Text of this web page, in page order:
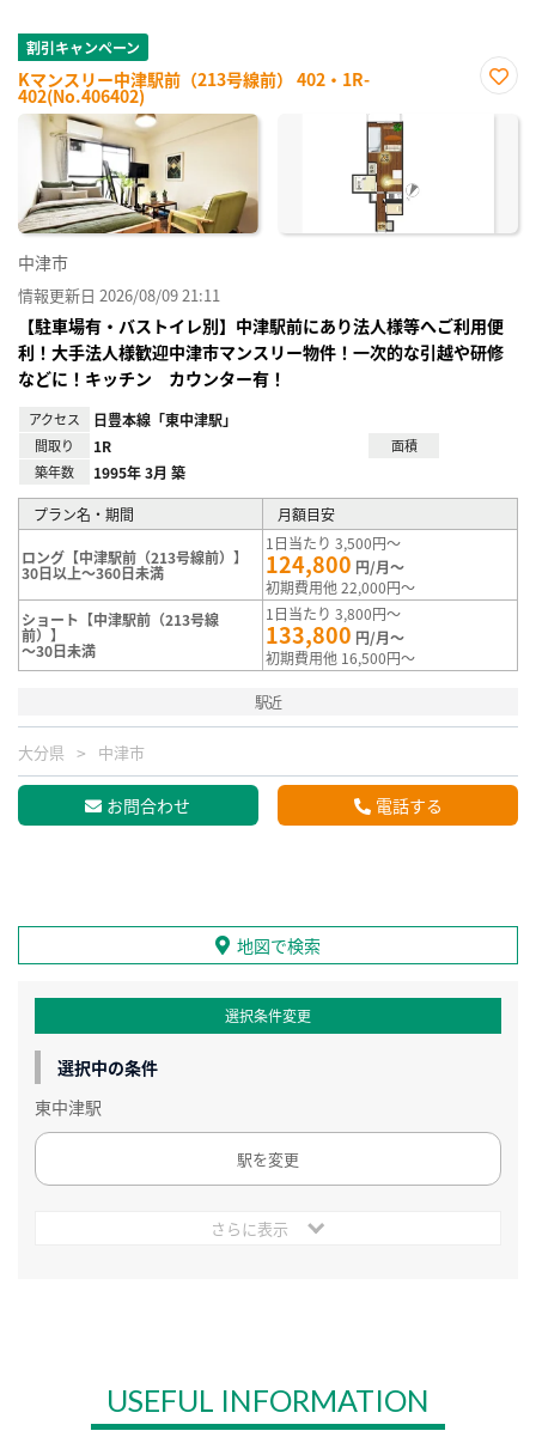
割引キャンペーン
Kマンスリー中津駅前（213号線前） 402・1R-
402(No.406402)
に入
中津市
情報更新日 2026/08/09 21:11
【駐車場有・バストイレ別】中津駅前にあり法人様等へご利用便
利！大手法人様歓迎中津市マンスリー物件！一次的な引越や研修
などに！キッチン カウンター有！
アクセス 日豊本線「東中津駅」
間取り 1R
面積
築年数
1995年 3月 築
プラン名・期間 月額目安
ロング【中津駅前（213号線前）】
30日以上～360日未満
1日当たり 3,500円～
124,800 円/月～
初期費用他 22,000円～
ショート【中津駅前（213号線
前）】
～30日未満
1日当たり 3,800円～
133,800 円/月～
初期費用他 16,500円～
駅近
大分県 中津市
お問合わせ 電話する
地図で検索
選択条件変更
選択中の条件
東中津駅
駅を変更
さらに表示
USEFUL INFORMATION